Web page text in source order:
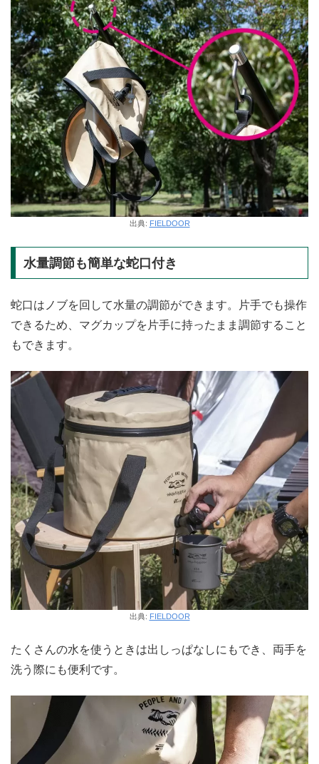
出典: FIELDOOR
水量調節も簡単な蛇口付き
蛇口はノブを回して水量の調節ができます。片手でも操作
できるため、マグカップを片手に持ったまま調節すること
もできます。
出典: FIELDOOR
たくさんの水を使うときは出しっぱなしにもでき、両手を
洗う際にも便利です。